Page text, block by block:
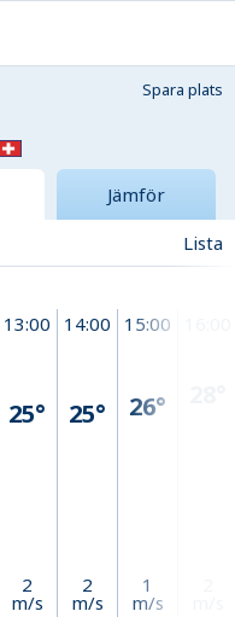
Spara plats
Jämför
Lista
13:00
25°
2
m/s
14:00
25°
2
m/s
15:00
26°
1
m/s